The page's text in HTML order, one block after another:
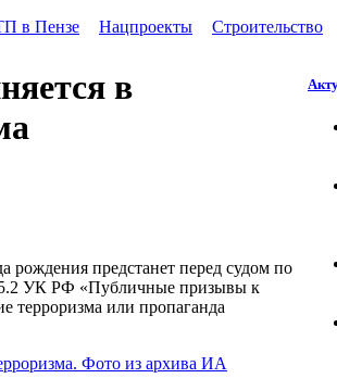
в Пензе Нацпроекты Строительство
в
рождения предстанет перед судом по
УК РФ «Публичные призывы к
терроризма или пропаганда